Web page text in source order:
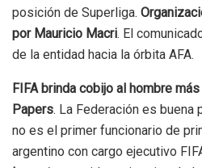
posición de Superliga.
por Mauricio Macri. El
de la entidad hacia la órbita AFA.
FIFA brinda cobijo al hombre
Papers. La Federación es buena
no es el primer funcionario de
argentino con cargo ejecutivo